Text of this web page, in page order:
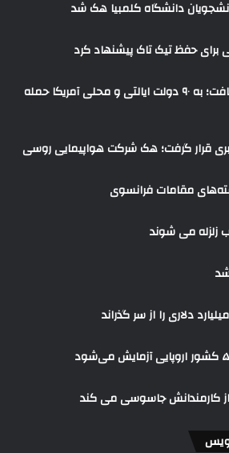
دانشگاه کلمبیا هک شد
برای حفظ تیک تاک پیشنهاد کرد
ضعف امنیتی مایکروسافت؛ به ۹۰ دولت ایالتی و محلی آمریکا حمله
قرار گرفت؛ هک شرکت هواپیمایی روسی
مقامات فرانسوی
زلزله می شوند
کارمندانش جاسوسی می کند